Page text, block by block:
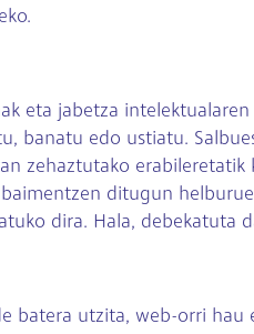
eta jabetza
banatu edo ustiatu.
zehaztutako
baimentzen ditugun
dira. Hala,
batera utzita, web-orri